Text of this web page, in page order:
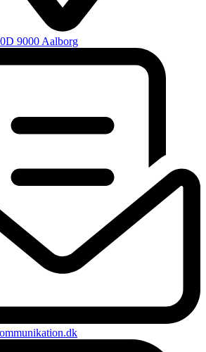
9000 Aalborg